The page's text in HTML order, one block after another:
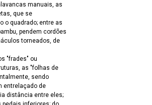
manuais, as
que se
o quadrado; entre as
pendem cordões
torneados, de
"frades" ou
as "folhas de
sendo
entrelaçado de
distância entre eles;